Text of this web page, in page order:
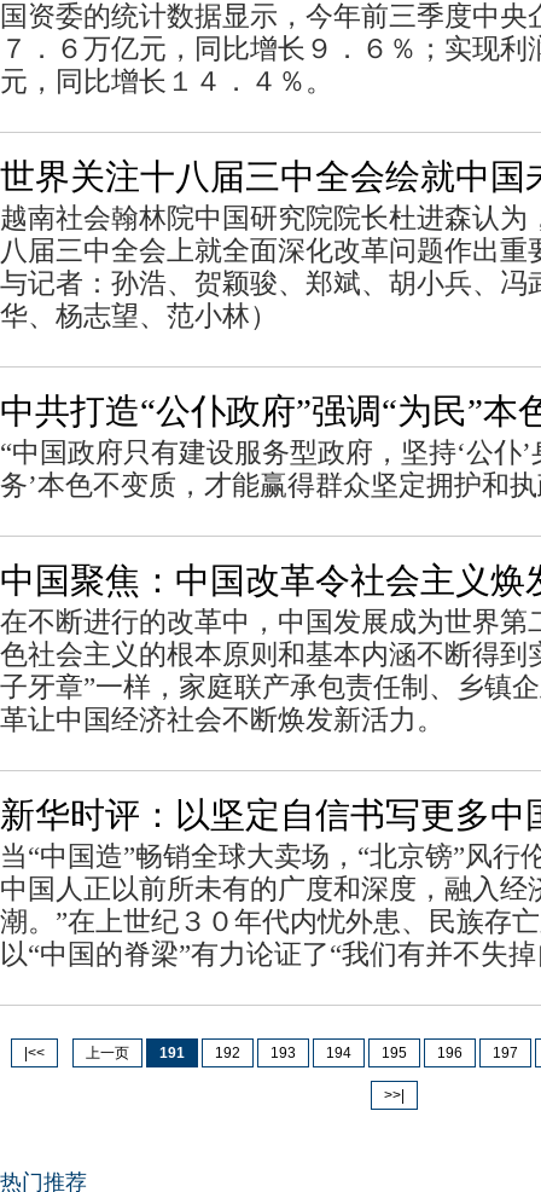
国资委的统计数据显示，今年前三季度中央
７．６万亿元，同比增长９．６％；实现利
元，同比增长１４．４％。
世界关注十八届三中全会绘就中国
越南社会翰林院中国研究院院长杜进森认为
八届三中全会上就全面深化改革问题作出重
与记者：孙浩、贺颖骏、郑斌、胡小兵、冯
华、杨志望、范小林）
中共打造“公仆政府”强调“为民”本
“中国政府只有建设服务型政府，坚持‘公仆
务’本色不变质，才能赢得群众坚定拥护和
中国聚焦：中国改革令社会主义焕
在不断进行的改革中，中国发展成为世界第
色社会主义的根本原则和基本内涵不断得到
子牙章”一样，家庭联产承包责任制、乡镇
革让中国经济社会不断焕发新活力。
新华时评：以坚定自信书写更多中
当“中国造”畅销全球大卖场，“北京镑”风行
中国人正以前所未有的广度和深度，融入经
潮。”在上世纪３０年代内忧外患、民族存
以“中国的脊梁”有力论证了“我们有并不失
|<< 上一页 191 192 193 194 195 196 197
>>|